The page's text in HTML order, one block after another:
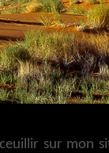
sur mon